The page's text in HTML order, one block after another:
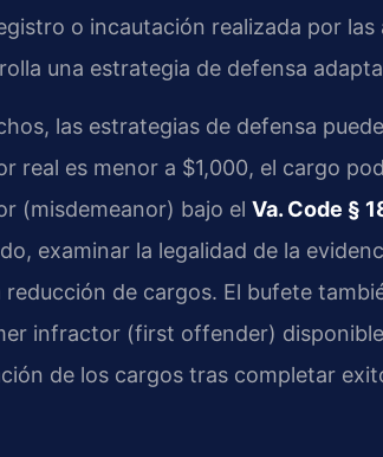
o incautación realizada por
una estrategia de defensa
las estrategias de defensa
real es menor a $1,000, el cargo
(misdemeanor) bajo el Va. Code §
examinar la legalidad de la
de cargos. El bufete
infractor (first offender)
de los cargos tras completar